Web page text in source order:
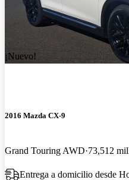
¡Nuevo!
2016 Mazda CX-9
Grand Touring AWD 73,512
Entrega a domicilio desde